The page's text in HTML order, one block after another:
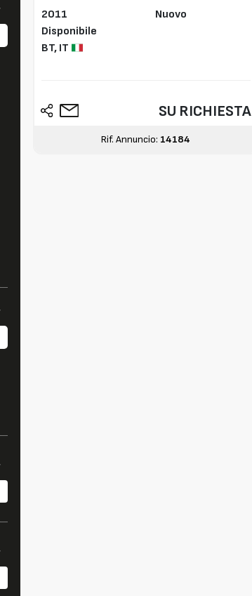
2011
Disponibile
BT,IT
Nuovo
SU RICHIESTA
Rif. Annuncio: 14184